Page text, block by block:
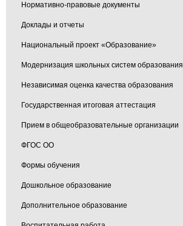
Нормативно-правовые документы
Доклады и отчеты
Национальный проект «Образование»
Модернизация школьных систем образования
Независимая оценка качества образования
Государственная итоговая аттестация
Прием в общеобразовательные организации
ФГОС ОО
Формы обучения
Дошкольное образование
Дополнительное образование